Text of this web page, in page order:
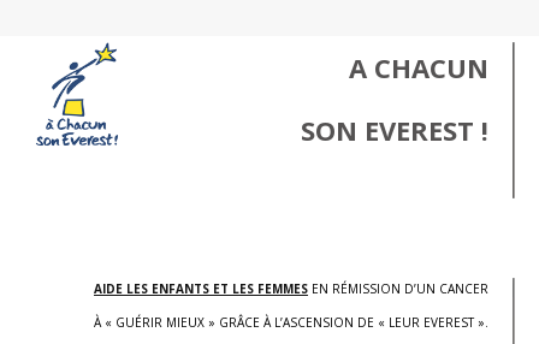
A CHACUN
SON EVEREST !
AIDE LES ENFANTS ET LES FEMMES EN RÉMISSION D’UN CANCER
À « GUÉRIR MIEUX » GRÂCE À L’ASCENSION DE « LEUR EVEREST ».